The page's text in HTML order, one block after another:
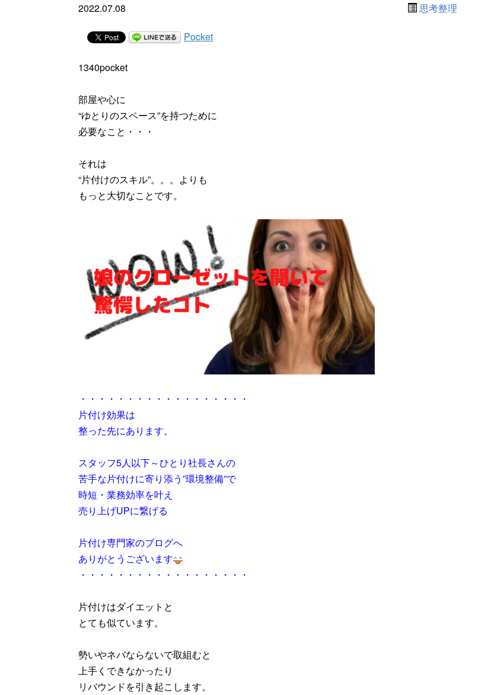
2022.07.08 思考整理
Pocket
1340pocket
部屋や心に
“ゆとりのスペース”を持つために
必要なこと・・・
それは
“片付けのスキル”。。。よりも
もっと大切なことです。
・・・・・・・・・・・・・・・・・・
片付け効果は
整った先にあります。
スタッフ5人以下～ひとり社長さんの
苦手な片付けに寄り添う”環境整備”で
時短・業務効率を叶え
売り上げUPに繋げる
片付け専門家のブログへ
ありがとうございます
・・・・・・・・・・・・・・・・・・
片付けはダイエットと
とても似ています。
勢いやネバならないで取組むと
上手くできなかったり
リバウンドを引き起こします。